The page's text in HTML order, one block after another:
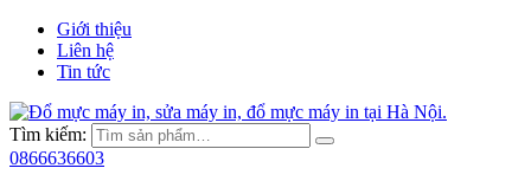
Giới thiệu
Liên hệ
Tin tức
Tìm kiếm:
0866636603